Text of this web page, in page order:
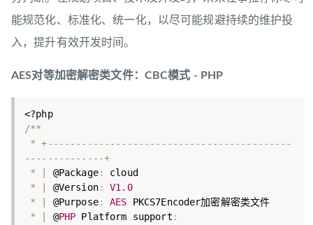
能规范化、标准化、统一化，以尽可能规避持续的维护投
入，提升有效开发时间。
AES对等加密解密类文件：CBC模式 - PHP
<?php
/**
* +-- -- -- -- -- -- -- -- -- -- -- -- -- -- -- -- -- -- -- -- -- -
- -- -- -- -- -- -- -+
*
@Package:
cloud
*
@Version: V1.0
*
@Purpose: AES PKCS7Encoder加密解密类文件
*
@PHP Platform support :